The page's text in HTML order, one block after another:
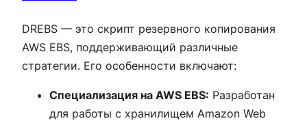
DREBS — это скрипт резервного копирования
AWS EBS, поддерживающий различные
стратегии. Его особенности включают:
Специализация на AWS EBS: Разработан
для работы с хранилищем Amazon Web